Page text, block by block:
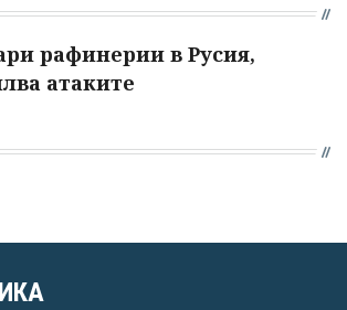
рафинерии в Русия,
атаките